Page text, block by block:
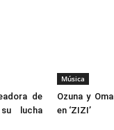
de
lucha
Música
Ozuna y
en ‘ZIZI’